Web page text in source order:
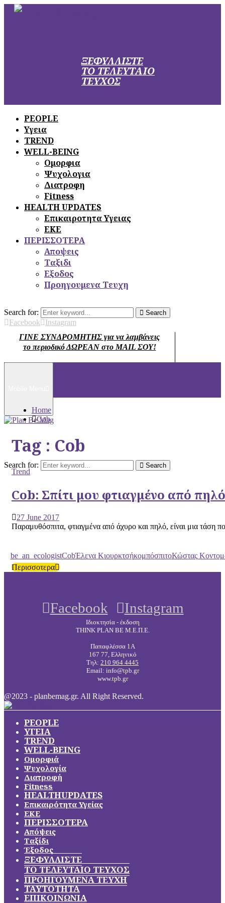
ΞΕΦΥΛΛΙΣΤΕ
ΤΟ ΤΕΛΕΥΤΑΙΟ
ΤΕΥΧΟΣ
PEOPLE
Υγεια
TREND
WELL-BEING
Ομορφια
Ψυχολογια
Διατροφη
Fitness
HEALTH UPDATES
Επικαιροτητα Υγειας
ΕΚΕ
ΠΕΡΙΣΣΟΤΕΡΑ
Αποψεις
Ταξιδι
Εξοδος
Προηγουμενα Τευχη
Search for: Search
Facebook
Instagram
ΓΙΝΕ ΣΥΝΔΡΟΜΗΤΗΣ για να λαμβάνεις
το περιοδικό ΔΩΡΕΑΝ στο MAIL ΣΟΥ!
Search for: Search
Home
Cob
Tag : Cob
Trend
Cob: Σπίτι μου φτιαγμένο από
27 June 2017
Παραμυθόσπιτα, φτιαγμένα από άχυρο και πηλό, είναι μια τάση
be_an_ecologistCobΈλενα ΚιουρκτσήκομπόσπιτοΚώστας
Περισσοτερα
Facebook Instagram
Ιδιοκτησία - έκδοση
THINK PLAN BE Μ.Ε.Π.Ε.
Παπαφλέσσα 1Α
167 77, Ελληνικό
Τηλ: 210 964 4445
Email: info@tpb.gr
www.tpb.gr
@2023 - planbemag.gr. All Right Reserved.
PEOPLE
ΥΓΕΙΑ
TREND
WELL-BEING
Ομορφιά
Ψυχολογία
Διατροφή
Fitness
HEALTHUPDATES
Επικαιρότητα Υγείας
ΕΚΕ
ΠΕΡΙΣΣΟΤΕΡΑ
Απόψεις
Ταξίδι
Έξοδος
ΞΕΦΥΛΛΙΣΤΕ
ΤΟ ΤΕΛΕΥΤΑΙΟ ΤΕΥΧΟΣ
ΠΡΟΗΓΟΥΜΕΝΑ ΤΕΥΧΗ
ΤΑΥΤΟΤΗΤΑ
ΕΠΙΚΟΙΝΩΝΙΑ